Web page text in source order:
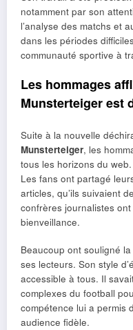
notamment par son
l’analyse des matchs et
dans les périodes
communauté sportive à
Les hommages
Munsterteiger est
Suite à la nouvelle
Munsterteiger, les
tous les horizons du
Les fans ont partagé
articles, qu’ils suivaient
confrères journalistes
bienveillance.
Beaucoup ont souligné
ses lecteurs. Son style
accessible à tous. Il
complexes du football
compétence lui a permis
audience fidèle.